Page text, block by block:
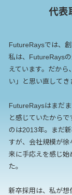
FutureRaysでは、
私は、FutureRays
えています。だか
い」と思い直してき
FutureRaysはまだ
と感じていたから
のは2013年。まだ
すが、会社規模が徐
来に手応えを感じ始
た。
新卒採用は、私が
代表